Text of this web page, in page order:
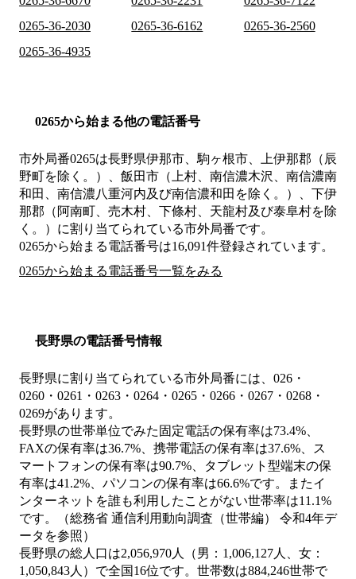
0265-36-2030
0265-36-6162
0265-36-2560
0265-36-4935
0265から始まる他の電話番号
市外局番0265は長野県伊那市、駒ヶ根市、上伊那郡（辰
野町を除く。）、飯田市（上村、南信濃木沢、南信濃南
和田、南信濃八重河内及び南信濃和田を除く。）、下伊
那郡（阿南町、売木村、下條村、天龍村及び泰阜村を除
く。） に割り当てられている市外局番です。
0265から始まる電話番号は16,091件登録されています。
0265から始まる電話番号一覧をみる
長野県の電話番号情報
長野県に割り当てられている市外局番には、026・
0260・0261・0263・0264・0265・0266・0267・0268・
0269があります。
長野県の世帯単位でみた固定電話の保有率は73.4%、
FAXの保有率は36.7%、携帯電話の保有率は37.6%、ス
マートフォンの保有率は90.7%、タブレット型端末の保
有率は41.2%、パソコンの保有率は66.6%です。またイ
ンターネットを誰も利用したことがない世帯率は11.1%
です。（総務省 通信利用動向調査（世帯編） 令和4年デ
ータを参照）
長野県の総人口は2,056,970人（男：1,006,127人、女：
1,050,843人）で全国16位です。世帯数は884,246世帯で